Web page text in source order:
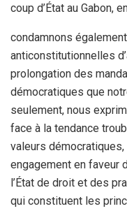
coup d’État au Gabon,
condamnons
anticonstitutionnelles
prolongation des
démocratiques que
seulement, nous
face à la tendance
valeurs
engagement en faveur
l’État de droit et des
qui constituent les